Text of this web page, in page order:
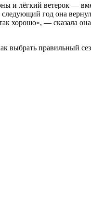
и лёгкий ветерок —
год она
хорошо», — сказала
правильный